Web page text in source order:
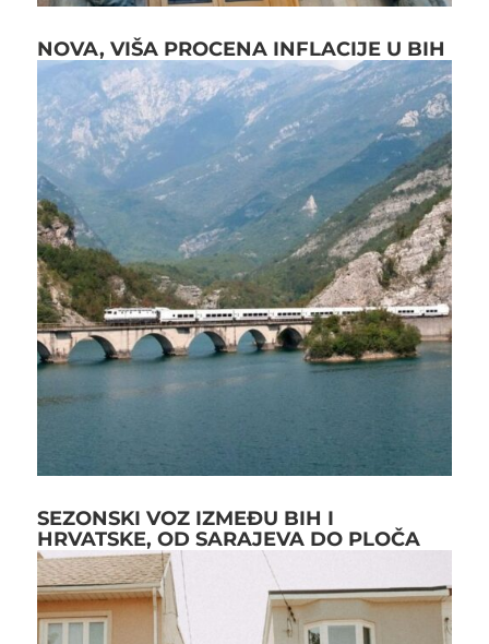
NOVA, VIŠA PROCENA INFLACIJE U BIH
SEZONSKI VOZ IZMEĐU BIH I
HRVATSKE, OD SARAJEVA DO PLOČA